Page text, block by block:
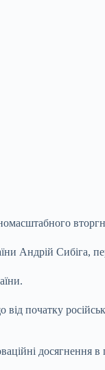
Андрій Сибіга,
від початку
досягнення в